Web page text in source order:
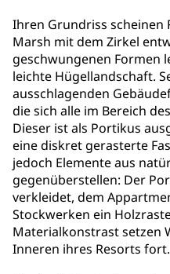
Ihren Grundriss scheinen
Marsh mit dem Zirkel
geschwungenen Formen
leichte Hügellandschaft.
ausschlagenden
die sich alle im Bereich
Dieser ist als Portikus
eine diskret gerasterte
jedoch Elemente aus
gegenüberstellen: Der
verkleidet, dem
Stockwerken ein
Materialkonstrast setzen
Inneren ihres Resorts fort.